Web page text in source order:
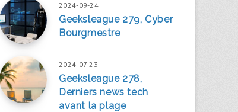
2024-09-24
Geeksleague 279, Cyber
Bourgmestre
2024-07-23
Geeksleague 278,
Derniers news tech
avant la plage